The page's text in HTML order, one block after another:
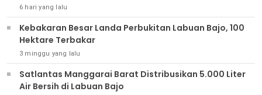
6 hari yang lalu
Kebakaran Besar Landa Perbukitan Labuan Bajo, 100
Hektare Terbakar
3 minggu yang lalu
Satlantas Manggarai Barat Distribusikan 5.000 Liter
Air Bersih di Labuan Bajo